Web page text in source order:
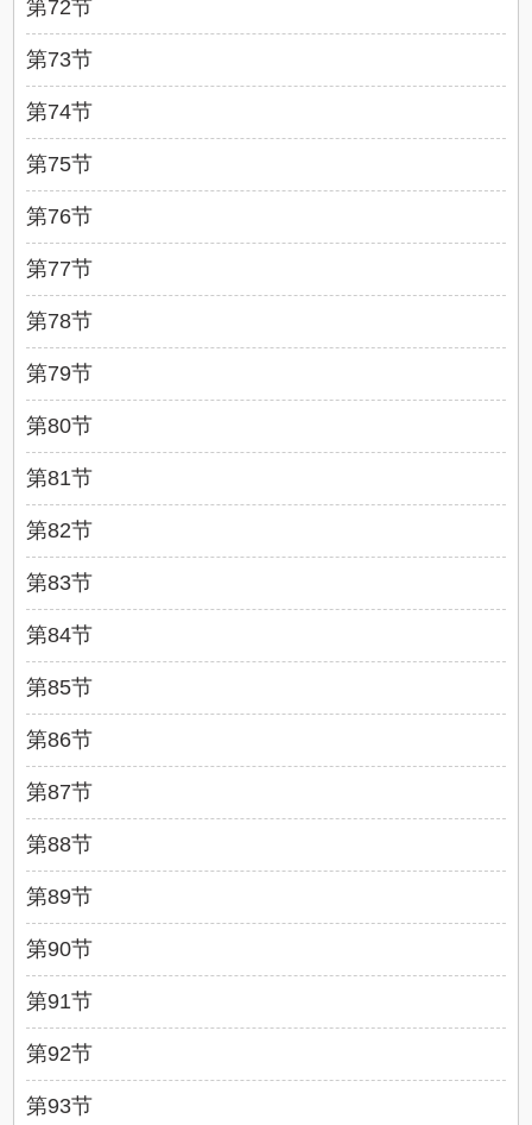
第72节
第73节
第74节
第75节
第76节
第77节
第78节
第79节
第80节
第81节
第82节
第83节
第84节
第85节
第86节
第87节
第88节
第89节
第90节
第91节
第92节
第93节